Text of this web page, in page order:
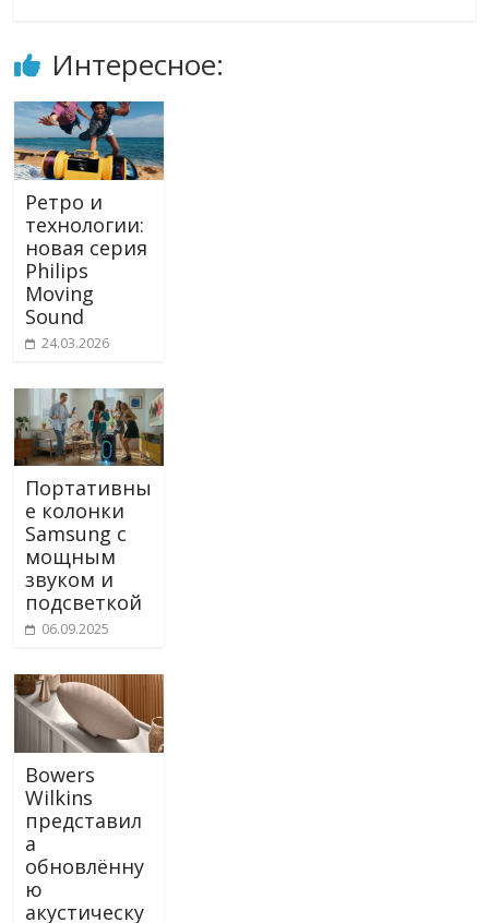
Интересное:
Ретро и
технологии:
новая серия
Philips
Moving
Sound
24.03.2026
Портативны
е колонки
Samsung с
мощным
звуком и
подсветкой
06.09.2025
Bowers
Wilkins
представил
а
обновлённу
ю
акустическу